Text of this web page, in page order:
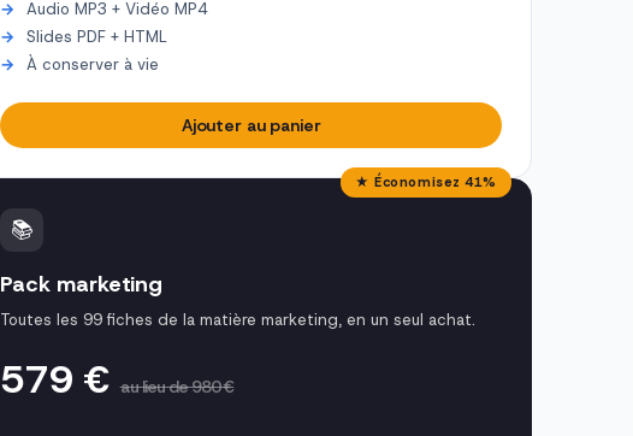
Audio MP3 + Vidéo MP4
Slides PDF + HTML
À conserver à vie
Ajouter au panier
★ Économisez 41%
📚
Pack marketing
Toutes les 99 fiches de la matière marketing, en un seul achat.
579 €au lieu de 980 €